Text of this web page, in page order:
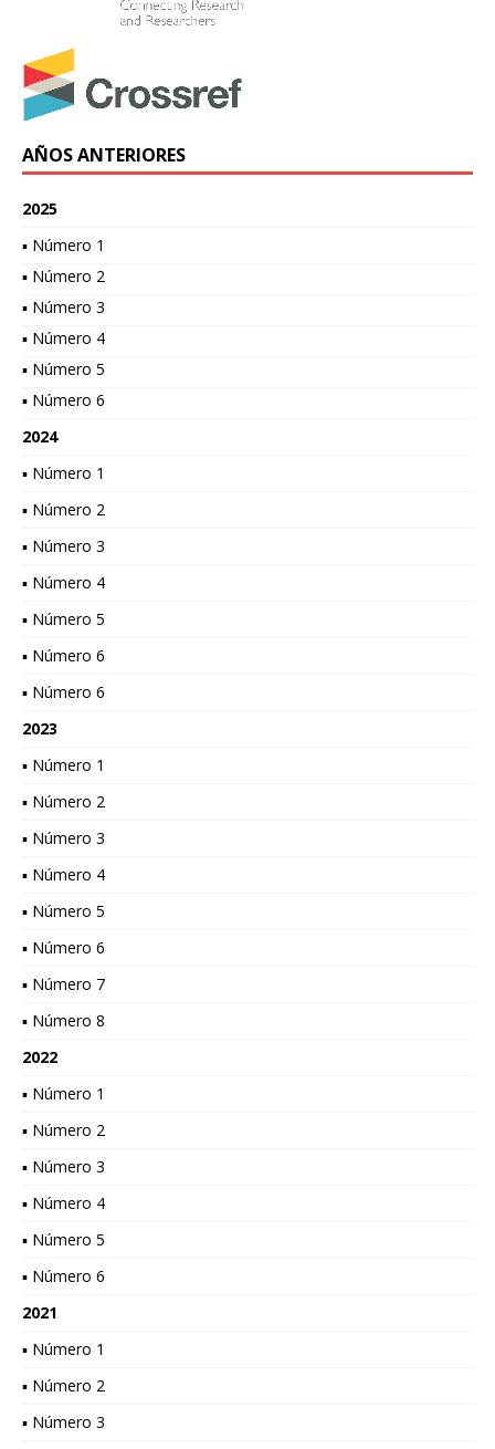
AÑOS ANTERIORES
2025
▪ Número 1
▪ Número 2
▪ Número 3
▪ Número 4
▪ Número 5
▪ Número 6
2024
▪ Número 1
▪ Número 2
▪ Número 3
▪ Número 4
▪ Número 5
▪ Número 6
▪ Número 6
2023
▪ Número 1
▪ Número 2
▪ Número 3
▪ Número 4
▪ Número 5
▪ Número 6
▪ Número 7
▪ Número 8
2022
▪ Número 1
▪ Número 2
▪ Número 3
▪ Número 4
▪ Número 5
▪ Número 6
2021
▪ Número 1
▪ Número 2
▪ Número 3